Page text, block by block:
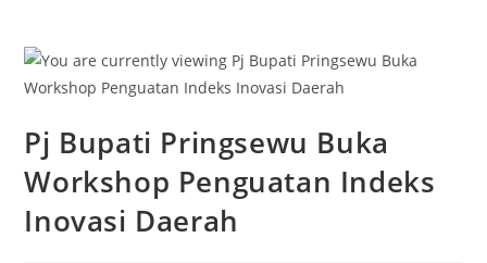
Pj Bupati Pringsewu Buka
Workshop Penguatan Indeks
Inovasi Daerah